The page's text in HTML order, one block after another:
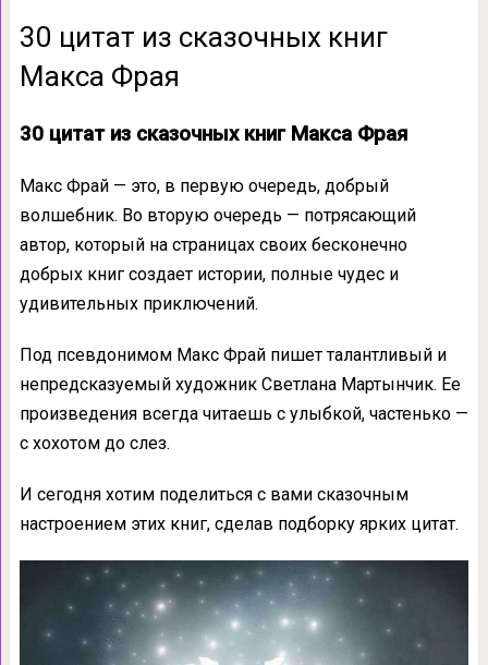
30 цитат из сказочных книг
Макса Фрая
30 цитат из сказочных книг Макса Фрая
Макс Фрай — это, в первую очередь, добрый
волшебник. Во вторую очередь — потрясающий
автор, который на страницах своих бесконечно
добрых книг создает истории, полные чудес и
удивительных приключений.
Под псевдонимом Макс Фрай пишет талантливый и
непредсказуемый художник Светлана Мартынчик. Ее
произведения всегда читаешь с улыбкой, частенько —
с хохотом до слез.
И сегодня хотим поделиться с вами сказочным
настроением этих книг, сделав подборку ярких цитат.